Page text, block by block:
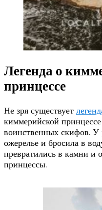
Легенда о
принцессе
Не зря существует
киммерийской
воинственных скифов. У
ожерелье и бросила в
превратились в камни и
принцессы.